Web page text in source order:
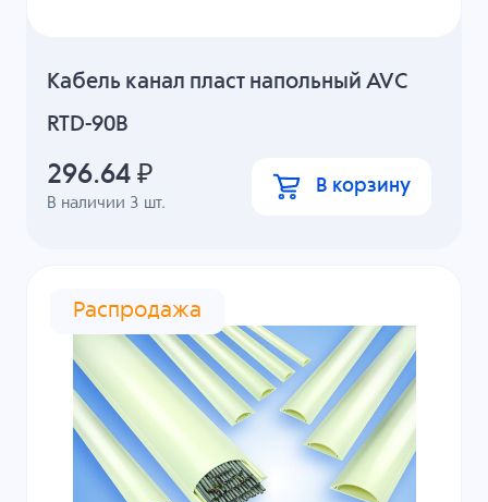
Кабель канал пласт напольный AVC
RTD-90B
В наличии 3 шт.
296.64 ₽ В корзину
Распродажа